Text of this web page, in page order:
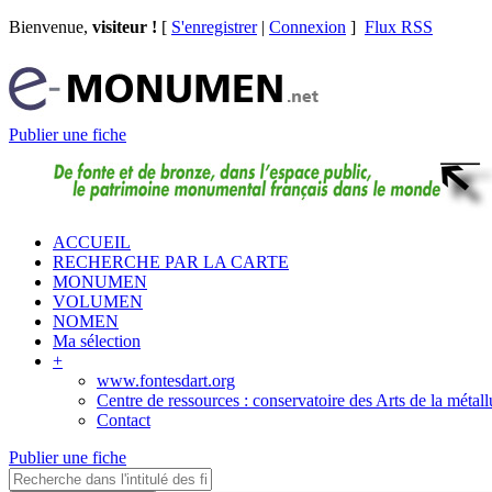
Bienvenue, visiteur ! [ S'enregistrer| Connexion ] Flux RSS
Publier une fiche
ACCUEIL
RECHERCHE PAR LA CARTE
MONUMEN
VOLUMEN
NOMEN
Ma sélection
+
www.fontesdart.org
Centre de ressources : conservatoire des Arts de la
Contact
Publier une fiche